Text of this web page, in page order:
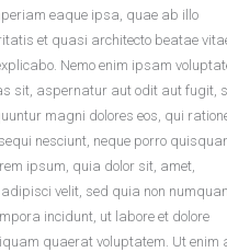
eaque ipsa, quae ab illo
et quasi architecto beatae
Nemo enim ipsam
sit, aspernatur aut odit aut fugit,
magni dolores eos, qui
nesciunt, neque porro
ipsum, quia dolor sit, amet,
adipisci velit, sed quia non
incidunt, ut labore et dolore
quaerat voluptatem. Ut enim